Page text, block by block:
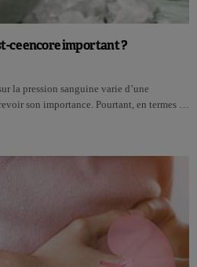
ce encore important ?
la pression sanguine varie d’une
son importance. Pourtant, en termes …